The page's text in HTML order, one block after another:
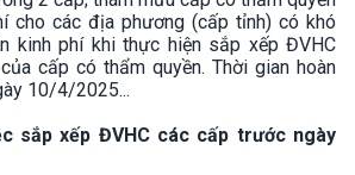
cho các địa phương (cấp tỉnh) có khó
kinh phí khi thực hiện sắp xếp ĐVHC
cấp có thẩm quyền. Thời gian hoàn
10/4/2025...
sắp xếp ĐVHC các cấp trước ngày